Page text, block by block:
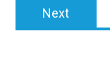
Next